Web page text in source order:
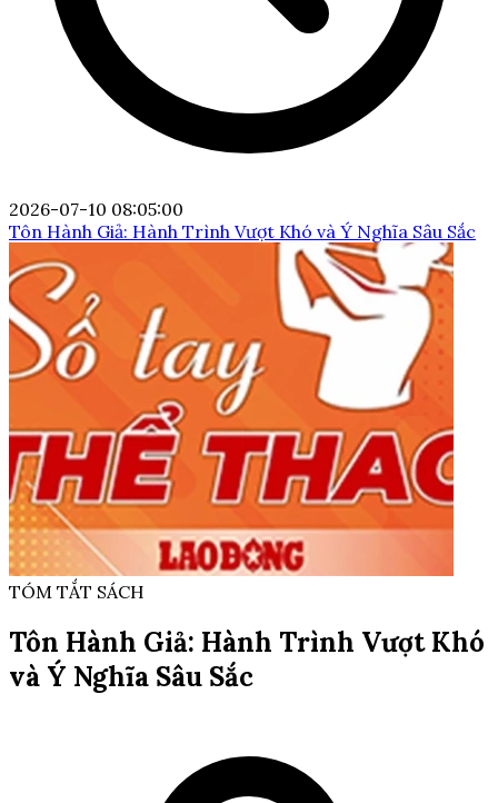
2026-07-10 08:05:00
Tôn Hành Giả: Hành Trình Vượt Khó và Ý Nghĩa Sâu Sắc
TÓM TẮT SÁCH
Tôn Hành Giả: Hành Trình Vượt Khó
và Ý Nghĩa Sâu Sắc